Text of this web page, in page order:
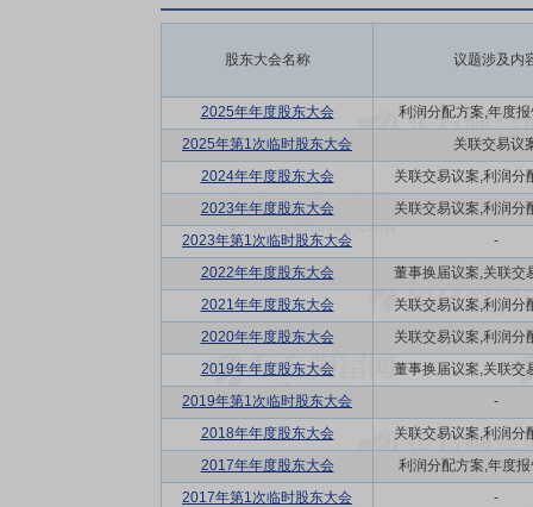
股东大会名称 议题涉及内
2025年年度股东大会
利润分配方案,年度
2025年第1次临时股东大会
关联交易议
2024年年度股东大会
关联交易议案,利润分
2023年年度股东大会
关联交易议案,利润分
2023年第1次临时股东大会
-
2022年年度股东大会
董事换届议案,关联交
2021年年度股东大会
关联交易议案,利润分
2020年年度股东大会
关联交易议案,利润分
2019年年度股东大会
董事换届议案,关联交
2019年第1次临时股东大会
-
2018年年度股东大会
关联交易议案,利润分
2017年年度股东大会
利润分配方案,年度
2017年第1次临时股东大会
-